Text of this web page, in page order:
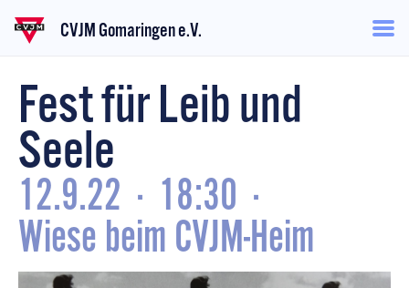
CVJM Gomaringen e.V.
Fest für Leib und
Seele
12.9.22 · 18:30 ·
Wiese beim CVJM-Heim